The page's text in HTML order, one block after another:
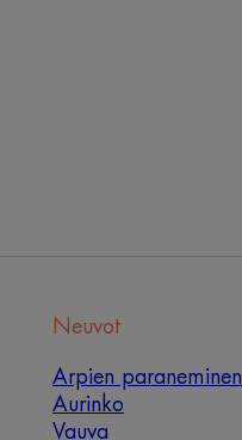
Neuvot
Arpien paraneminen
Aurinko
Vauva